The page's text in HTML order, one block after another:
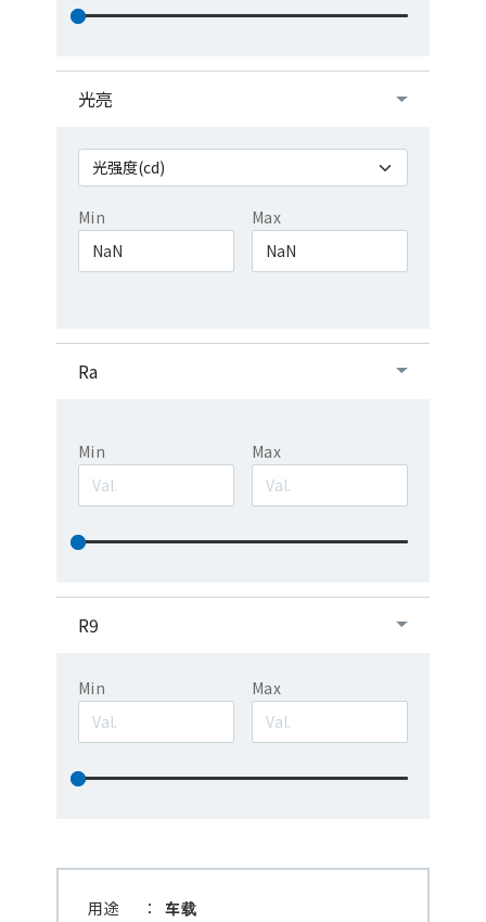
光亮
Min Max
Ra
Min Max
R9
Min Max
用途 ：
车载